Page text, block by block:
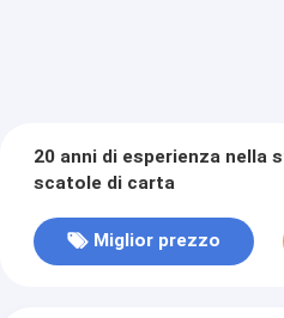
20 anni di esperienza nella
scatole di carta
Miglior prezzo